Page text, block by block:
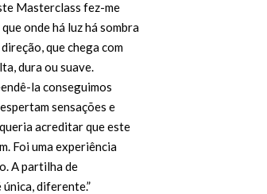
Masterclass fez-me
onde há luz há sombra
que chega com
dura ou suave.
la conseguimos
sensações e
acreditar que este
Foi uma experiência
A partilha de
diferente.”